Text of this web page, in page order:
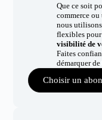
Que ce soit
commerce
nous
flexibles pour
visibilité de
Faites
démarquer
Choisir un